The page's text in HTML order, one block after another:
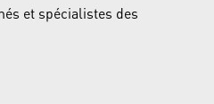
et spécialistes des